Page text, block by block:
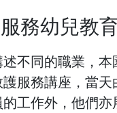
務幼兒教
不同的職業，本
服務講座，當天
的工作外，他們